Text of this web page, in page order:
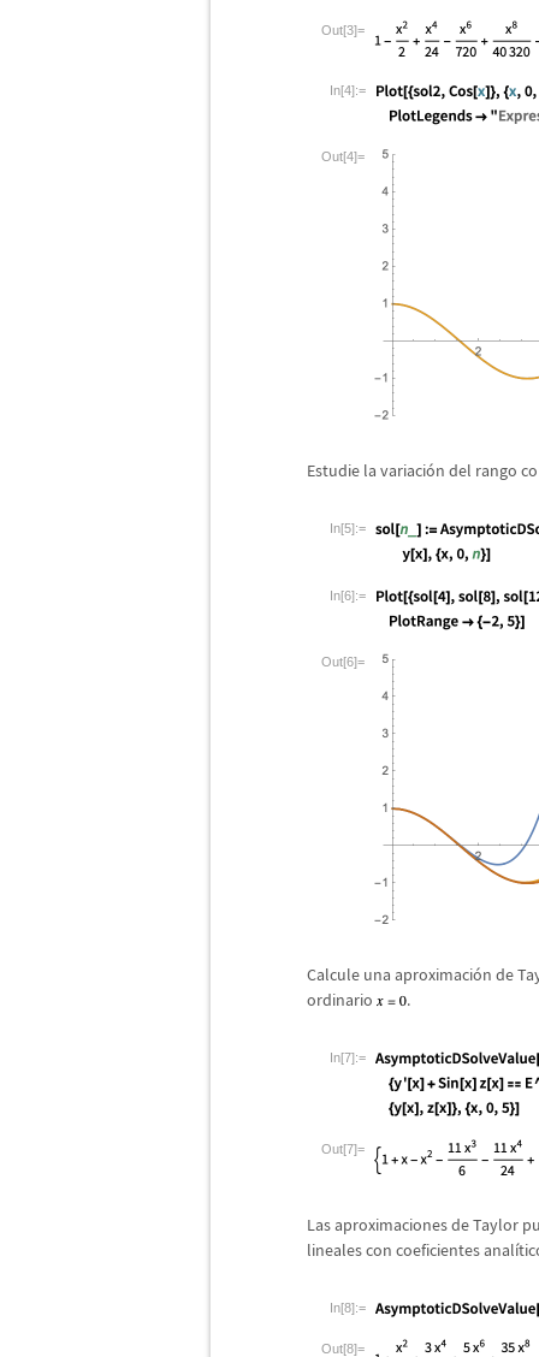
Out[3]=
In[4]:=
Out[4]=
Estudie la variación del rango
In[5]:=
In[6]:=
Out[6]=
Calcule una aproximación de
ordinario
.
In[7]:=
Out[7]=
Las aproximaciones de Taylor
lineales con coeficientes analí
In[8]:=
Out[8]=